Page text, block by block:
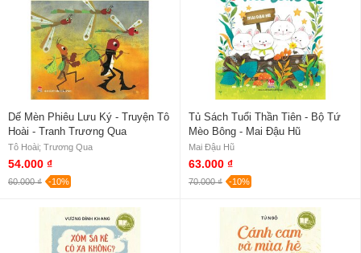
Dế Mèn Phiêu Lưu Ký - Truyện Tô
Hoài - Tranh Trương Qua
Tô Hoài; Trương Qua
54.000 ₫
60.000 ₫ -10%
Tủ Sách Tuổi Thần Tiên - Bộ Tứ
Mèo Bông - Mai Đậu Hũ
Mai Đậu Hũ
63.000 ₫
70.000 ₫ -10%